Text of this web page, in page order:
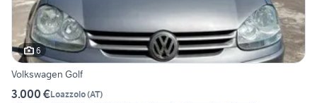
6
Volkswagen Golf
3.000 €Loazzolo(AT)